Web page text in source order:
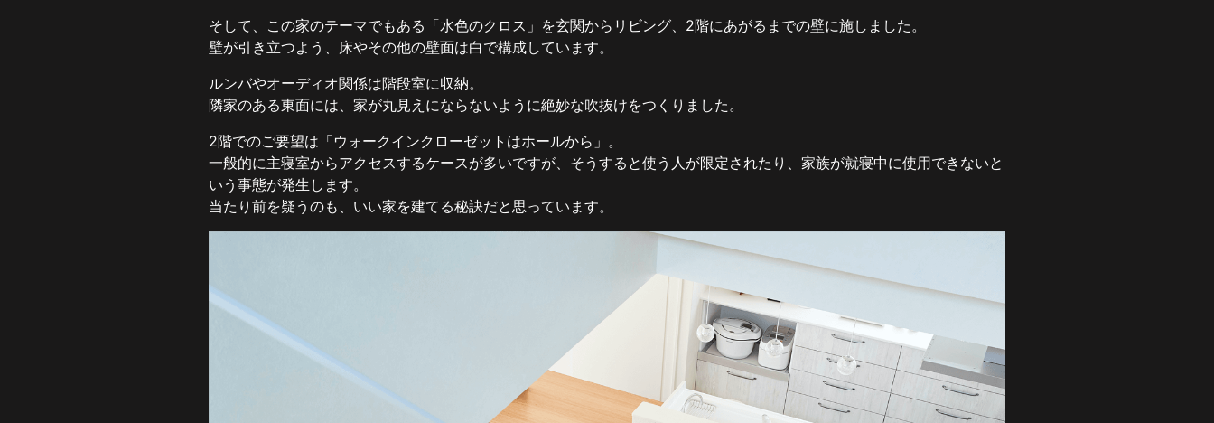
そして、この家のテーマでもある「水色のクロス」を玄関からリビング、2階にあがるまでの壁に施しました。
壁が引き立つよう、床やその他の壁面は白で構成しています。
ルンバやオーディオ関係は階段室に収納。
隣家のある東面には、家が丸見えにならないように絶妙な吹抜けをつくりました。
2階でのご要望は「ウォークインクローゼットはホールから」。
一般的に主寝室からアクセスするケースが多いですが、そうすると使う人が限定されたり、家族が就寝中に使用できないと
いう事態が発生します。
当たり前を疑うのも、いい家を建てる秘訣だと思っています。